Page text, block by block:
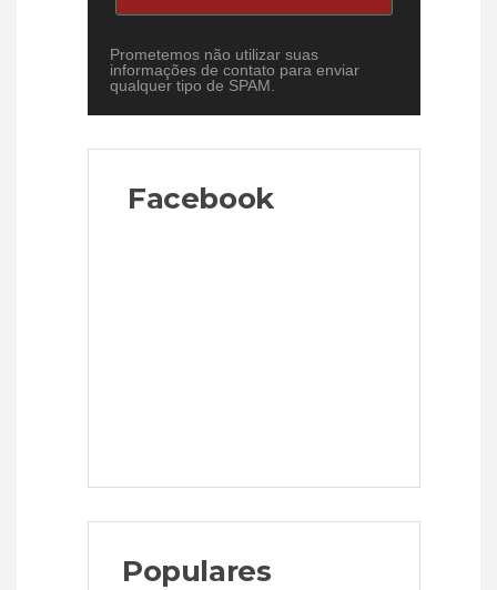
Prometemos não utilizar suas
informações de contato para enviar
qualquer tipo de SPAM.
Facebook
Populares